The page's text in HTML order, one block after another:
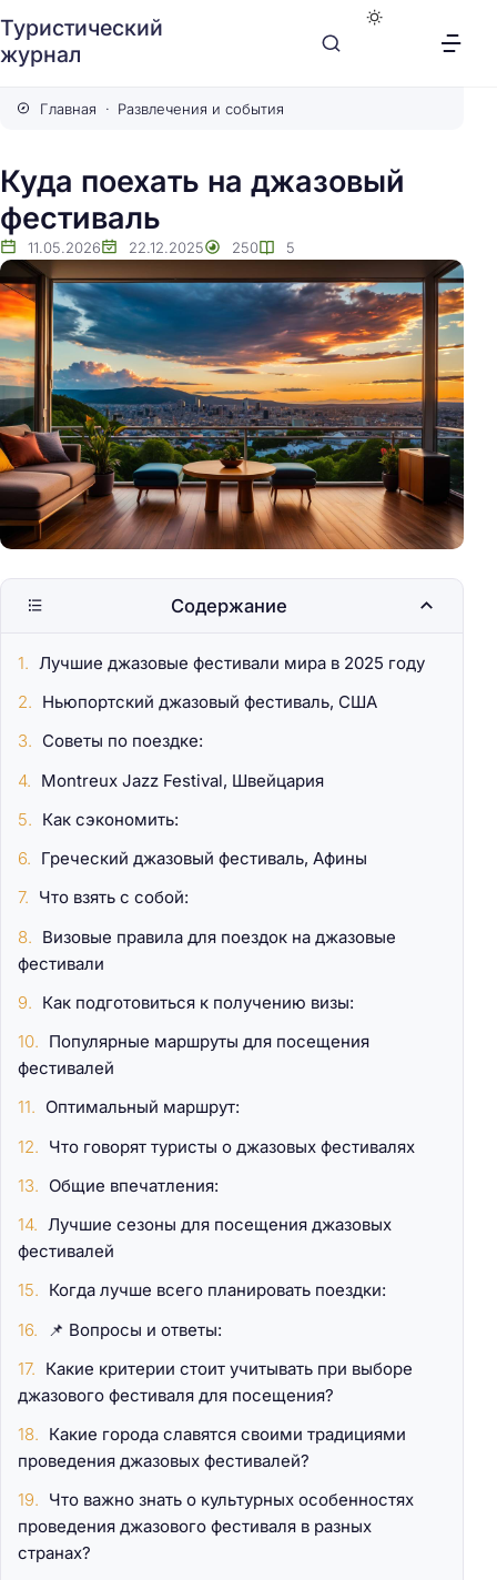
Туристический
журнал
Главная Развлечения и события
Куда поехать на джазовый
фестиваль
11.05.2026 22.12.2025 250 5
Содержание
Лучшие джазовые фестивали мира в 2025 году
Ньюпортский джазовый фестиваль, США
Советы по поездке:
Montreux Jazz Festival, Швейцария
Как сэкономить:
Греческий джазовый фестиваль, Афины
Что взять с собой:
Визовые правила для поездок на джазовые
фестивали
Как подготовиться к получению визы:
Популярные маршруты для посещения
фестивалей
Оптимальный маршрут:
Что говорят туристы о джазовых фестивалях
Общие впечатления:
Лучшие сезоны для посещения джазовых
фестивалей
Когда лучше всего планировать поездки:
📌 Вопросы и ответы:
Какие критерии стоит учитывать при выборе
джазового фестиваля для посещения?
Какие города славятся своими традициями
проведения джазовых фестивалей?
Что важно знать о культурных особенностях
проведения джазового фестиваля в разных
странах?